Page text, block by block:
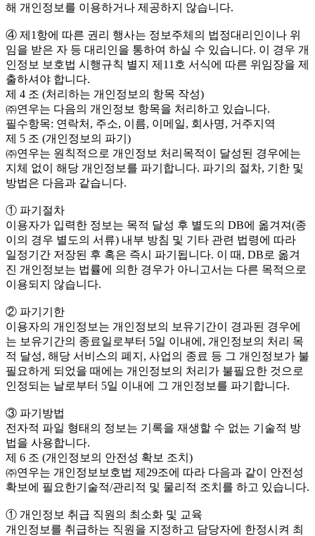
해 개인정보를 이용하거나 제공하지 않습니다.
④ 제1항에 따른 권리 행사는 정보주체의 법정대리인이나 위
임을 받은 자 등 대리인을 통하여 하실 수 있습니다. 이 경우 개
인정보 보호법 시행규칙 별지 제11호 서식에 따른 위임장을 제
출하셔야 합니다.
제 4 조 (처리하는 개인정보의 항목 작성)
㈜연우는 다음의 개인정보 항목을 처리하고 있습니다.
필수항목: 연락처, 주소, 이름, 이메일, 회사명, 거주지역
제 5 조 (개인정보의 파기)
㈜연우는 원칙적으로 개인정보 처리목적이 달성된 경우에는
지체 없이 해당 개인정보를 파기합니다. 파기의 절차, 기한 및
방법은 다음과 같습니다.
① 파기절차
이용자가 입력한 정보는 목적 달성 후 별도의 DB에 옮겨져(종
이의 경우 별도의 서류) 내부 방침 및 기타 관련 법령에 따라
일정기간 저장된 후 혹은 즉시 파기됩니다. 이 때, DB로 옮겨
진 개인정보는 법률에 의한 경우가 아니고서는 다른 목적으로
이용되지 않습니다.
② 파기기한
이용자의 개인정보는 개인정보의 보유기간이 경과된 경우에
는 보유기간의 종료일로부터 5일 이내에, 개인정보의 처리 목
적 달성, 해당 서비스의 폐지, 사업의 종료 등 그 개인정보가 불
필요하게 되었을 때에는 개인정보의 처리가 불필요한 것으로
인정되는 날로부터 5일 이내에 그 개인정보를 파기합니다.
③ 파기방법
전자적 파일 형태의 정보는 기록을 재생할 수 없는 기술적 방
법을 사용합니다.
제 6 조 (개인정보의 안전성 확보 조치)
㈜연우는 개인정보보호법 제29조에 따라 다음과 같이 안전성
확보에 필요한기술적/관리적 및 물리적 조치를 하고 있습니다.
① 개인정보 취급 직원의 최소화 및 교육
개인정보를 취급하는 직원을 지정하고 담당자에 한정시켜 최